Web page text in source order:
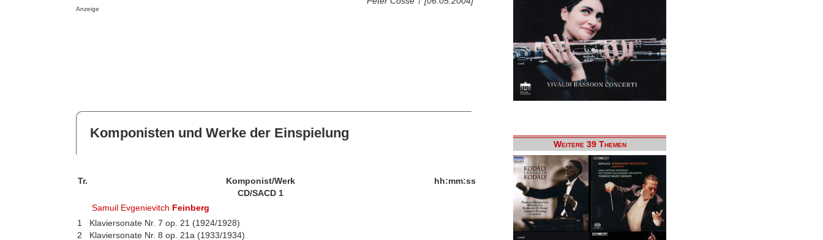
Anzeige
Komponisten und Werke der Einspielung
Tr. Komponist/Werk
hh:mm:ss
CD/SACD 1
Samuil Evgenievitch Feinberg
1
Klaviersonate Nr. 7 op. 21 (1924/1928)
2
Klaviersonate Nr. 8 op. 21a (1933/1934)
Weitere 39 Themen